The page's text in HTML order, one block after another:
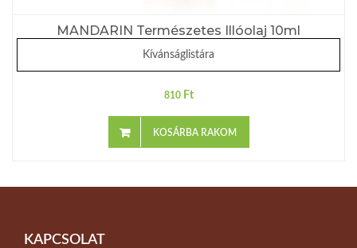
MANDARIN Természetes Illóolaj 10ml
Kívánságlistára
810 Ft
KOSÁRBA RAKOM
KAPCSOLAT